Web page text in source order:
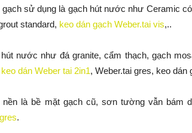
gạch sử dụng là gạch hút nước như Ceramic
standard, keo dán gạch Weber.tai vis,..
nước như đá granite, cẩm thạch, gạch
keo dán Weber tai 2in1, Weber.tai gres, keo dán
nền là bề mặt gạch cũ, sơn tường vẫn bám
.